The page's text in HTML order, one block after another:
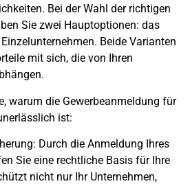
Bei der Wahl der richtigen
Sie zwei Hauptoptionen: das
Beide Varianten
mit sich, die von Ihren
warum die Gewerbeanmeldung für
ist:
: Durch die Anmeldung Ihres
Sie eine rechtliche Basis für Ihre
nicht nur Ihr Unternehmen,